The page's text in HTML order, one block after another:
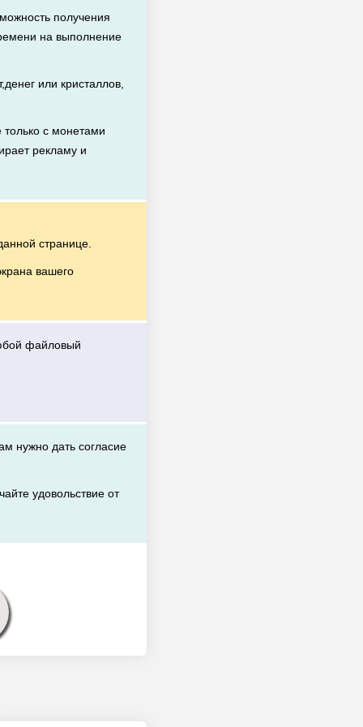
получения
на выполнение
или кристаллов,
с монетами
рекламу и
странице.
вашего
файловый
нужно дать согласие
удовольствие от